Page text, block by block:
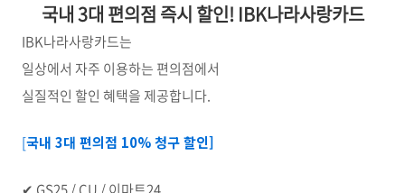
국내 3대 편의점 즉시 할인! IBK나라사랑카드
IBK나라사랑카드는
일상에서 자주 이용하는 편의점에서
실질적인 할인 혜택을 제공합니다.
[국내 3대 편의점 10% 청구 할인]